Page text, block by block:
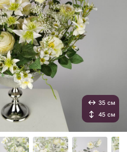
35 см
45 см